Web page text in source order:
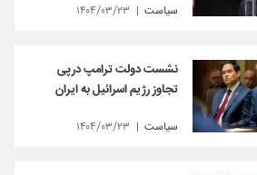
سیاست ۱۴۰۴/۰۳/۲۳
نشست دولت ترامپ درپی
تجاوز رژیم اسرائیل به ایران
سیاست ۱۴۰۴/۰۳/۲۳